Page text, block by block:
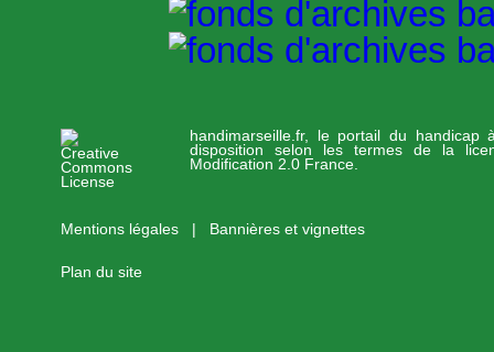
handimarseille.fr, le portail du handicap
disposition selon les termes de la
Modification 2.0 France.
Mentions légales Bannières et vignettes
Plan du site